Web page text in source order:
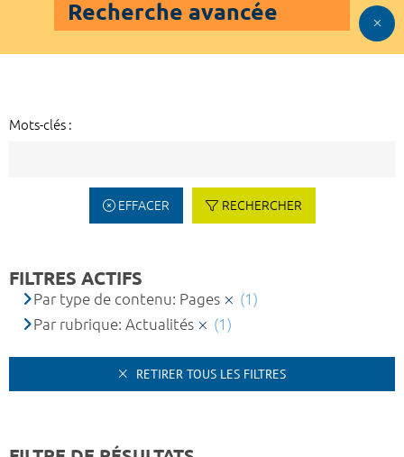
Recherche avancée
Mots-clés :
EFFACER RECHERCHER
FILTRES ACTIFS
Par type de contenu: Pages
(1)
Par rubrique: Actualités
(1)
RETIRER TOUS LES FILTRES